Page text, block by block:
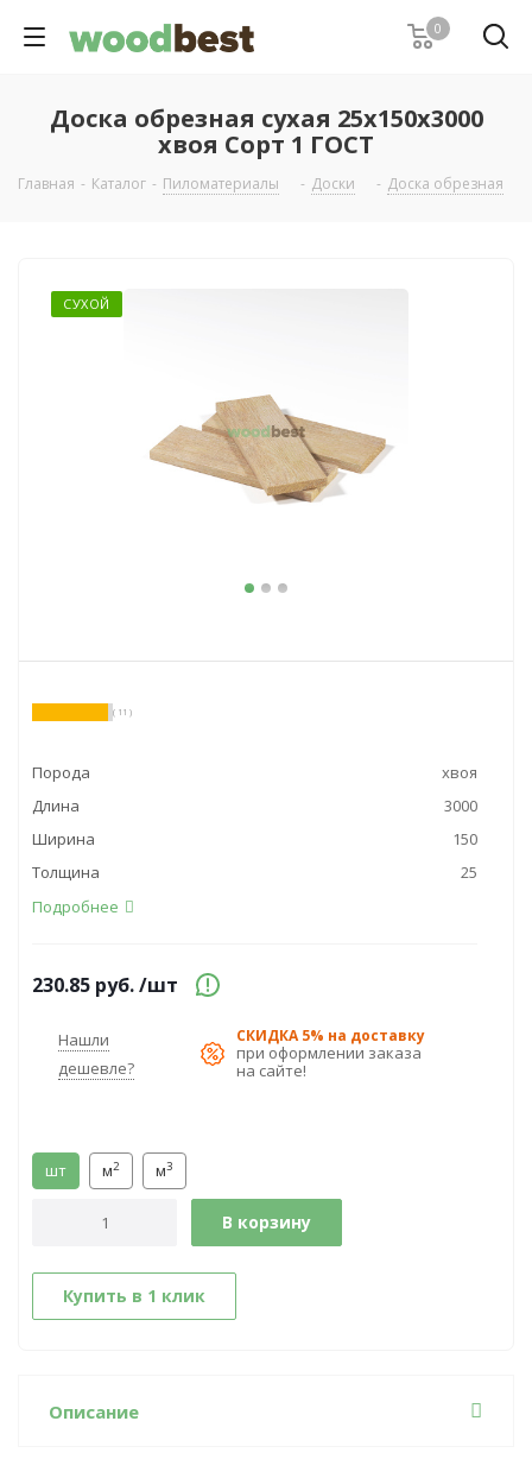
0
Доска обрезная сухая 25х150х3000
хвоя Сорт 1 ГОСТ
Главная - Каталог - Пиломатериалы - Доски - Доска обрезная
СУХОЙ
( 11 )
Порода
хвоя
Длина
3000
Ширина
150
Толщина
25
Подробнее
230.85 руб./шт
Нашли
дешевле?
СКИДКА 5% на доставку
при оформлении заказа
на сайте!
шт м2 м3
В корзину
Купить в 1 клик
Описание